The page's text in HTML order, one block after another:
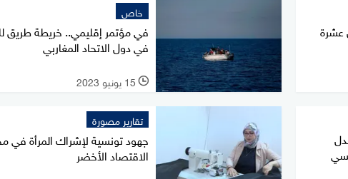
عشرة
خاص
في مؤتمر إقليمي.. خريطة طريق
في دول الاتحاد المغاربي
l 15 يونيو 2023
تقارير مصورة
جهود تونسية لإشراك المرأة في
الاقتصاد الأخضر